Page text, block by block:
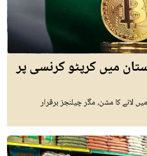
پاکستان میں کرپٹو کرنسی پر
لانے کا مشن، مگر چیلنجز برقرار